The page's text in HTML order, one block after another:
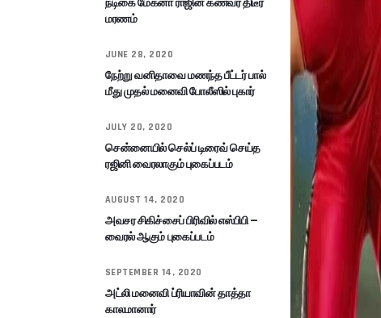
மரணம்
JUNE 28, 2020
நேற்று வனிதாவை மணந்த பீட்டர் பால்
மீது முதல் மனைவி போலீஸில் புகார்
JULY 20, 2020
சென்னையில் செல்ப் டிரைவ் செய்த
ரஜினி வைரலாகும் புகைப்படம்
AUGUST 14, 2020
அவசர சிகிச்சைப் பிரிவில் எஸ்பிபி –
வைரல் ஆகும் புகைப்படம்
SEPTEMBER 14, 2020
அட்லி மனைவி ப்ரியாவின் தாத்தா
காலமானார்